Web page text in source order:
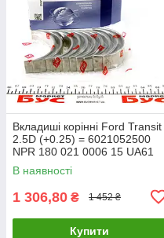
Вкладиші корінні Ford Transit
2.5D (+0.25) = 6021052500
NPR 180 021 0006 15 UA61
В наявності
1 306,80 ₴ 1 452 ₴
Купити